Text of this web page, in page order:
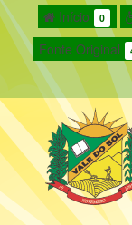
Início 0
Fonte Original